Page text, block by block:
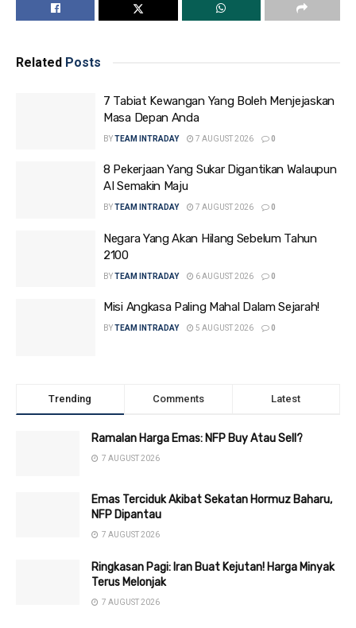
Related Posts
7 Tabiat Kewangan Yang Boleh Menjejaskan
Masa Depan Anda
BYTEAM INTRADAY 7 AUGUST 2026 0
8 Pekerjaan Yang Sukar Digantikan Walaupun
AI Semakin Maju
BYTEAM INTRADAY 7 AUGUST 2026 0
Negara Yang Akan Hilang Sebelum Tahun
2100
BYTEAM INTRADAY 6 AUGUST 2026 0
Misi Angkasa Paling Mahal Dalam Sejarah!
BYTEAM INTRADAY 5 AUGUST 2026 0
Trending Comments Latest
Ramalan Harga Emas: NFP Buy Atau Sell?
7 AUGUST 2026
Emas Terciduk Akibat Sekatan Hormuz Baharu,
NFP Dipantau
7 AUGUST 2026
Ringkasan Pagi: Iran Buat Kejutan! Harga Minyak
Terus Melonjak
7 AUGUST 2026